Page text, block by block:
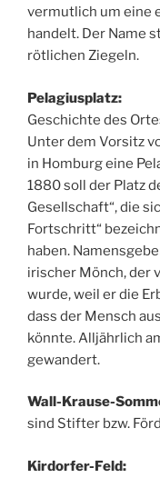
vermutlich um eine
handelt. Der Name
rötlichen Ziegeln.
Pelagiusplatz:
Geschichte des
Unter dem Vorsitz
in Homburg eine
1880 soll der Platz
Gesellschaft“, die
Fortschritt“
haben.
irischer Mönch, der
wurde, weil er die
dass der Mensch
könnte. Alljährlich
gewandert.
Wall-Krause-
sind Stifter bzw.
Kirdorfer-Feld: